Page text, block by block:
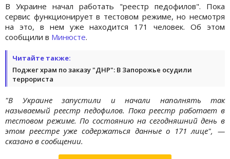
В Украине начал работать "реестр педофилов". Пока
сервис функционирует в тестовом режиме, но несмотря
на это, в нем уже находится 171 человек. Об этом
сообщили в Минюсте.
Читайте также:
Поджег храм по заказу "ДНР": В Запорожье осудили
террориста
"В Украине запустили и начали наполнять так
называемый реестр педофилов. Пока реестр работает в
тестовом режиме. По состоянию на сегодняшний день в
этом реестре уже содержаться данные о 171 лице", —
сказано в сообщении.